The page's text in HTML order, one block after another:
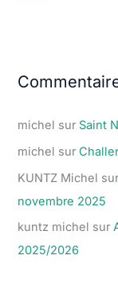
michel sur Saint
michel sur
KUNTZ Michel
novembre 2025
kuntz michel sur
2025/2026